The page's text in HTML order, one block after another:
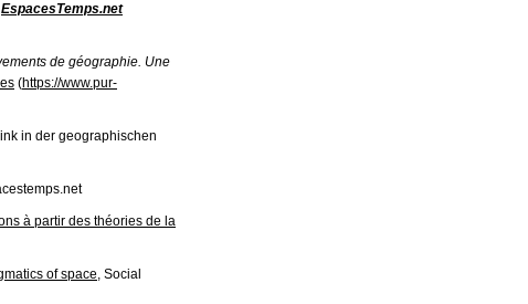
EspacesTemps.net
de géographie. Une
(https://www.pur-
in der geographischen
à partir des théories de la
of space, Social